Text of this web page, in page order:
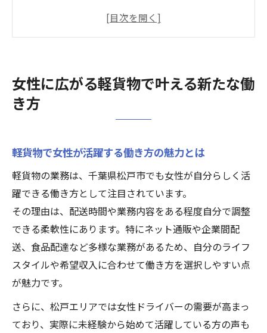
コツ
軽貨物の柔軟な求人が注目される理由とは
説
未経験でも安心な軽貨物の求人選びの秘訣
軽貨物配送業界の柔軟な働き方が注目され
る訳
求人情報から見る軽貨物で目指せる安定収
入
軽貨物求人はどんな女性に適しているのか
松戸市で活きる軽貨物配送の実例紹介
女性に広がる軽貨物で叶える新たな働
き方
軽貨物で女性が活躍する働き方の魅力とは
軽貨物の業務は、千葉県松戸市でも女性が自分らしく活
躍できる働き方として注目されています。
その理由は、配送時間や業務内容をある程度自分で調整
できる柔軟性にあります。特にネット通販や企業間配
送、食品配達など多様な業務があるため、自分のライフ
スタイルや希望収入に合わせて働き方を選択しやすい点
が魅力です。
さらに、松戸エリアでは女性ドライバーの需要が高まっ
ており、実際に未経験から始めて活躍している方の声も